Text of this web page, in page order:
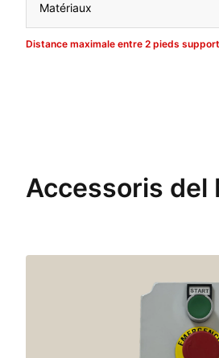
Matériaux
Distance maximale entre 2 pieds
Accessoris del